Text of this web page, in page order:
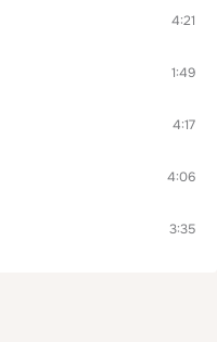
4:21
1:49
4:17
4:06
3:35